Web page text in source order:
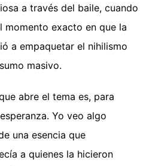
a través del baile, cuando
momento exacto en que la
a empaquetar el nihilismo
masivo.
abre el tema es, para
Yo veo algo
una esencia que
a quienes la hicieron